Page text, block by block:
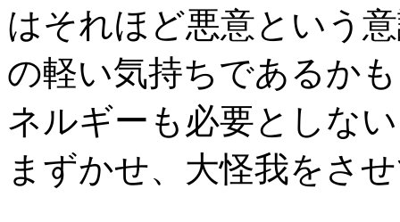
はそれほど悪意という
の軽い気持ちであるか
ネルギーも必要としな
まずかせ、大怪我をさ